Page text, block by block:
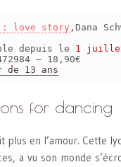
: love story ,Dana
depuis le 1
– 18,90€
13 ans
for dancing
plus en l’amour. Cette
a vu son monde